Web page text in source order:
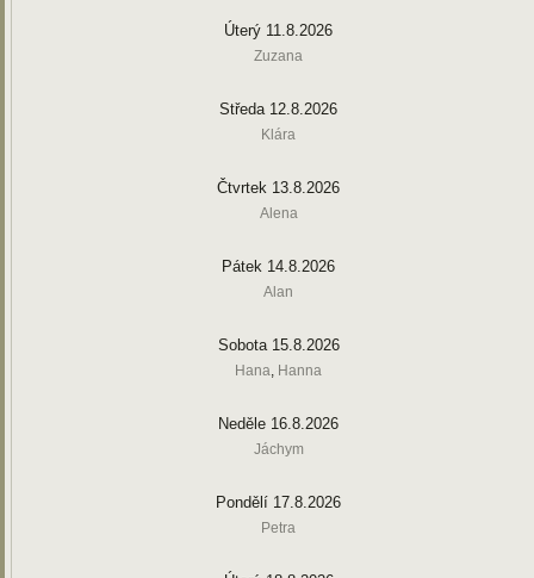
Úterý 11.8.2026
Zuzana
Středa 12.8.2026
Klára
Čtvrtek 13.8.2026
Alena
Pátek 14.8.2026
Alan
Sobota 15.8.2026
Hana, Hanna
Neděle 16.8.2026
Jáchym
Pondělí 17.8.2026
Petra